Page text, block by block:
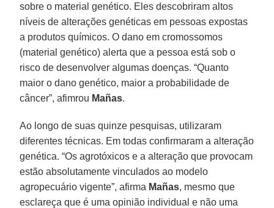
sobre o material genético. Eles descobriram altos
níveis de alterações genéticas em pessoas expostas
a produtos químicos. O dano em cromossomos
(material genético) alerta que a pessoa está sob o
risco de desenvolver algumas doenças. “Quanto
maior o dano genético, maior a probabilidade de
câncer”, afimrou Mañas.
Ao longo de suas quinze pesquisas, utilizaram
diferentes técnicas. Em todas confirmaram a alteração
genética. “Os agrotóxicos e a alteração que provocam
estão absolutamente vinculados ao modelo
agropecuário vigente”, afirma Mañas, mesmo que
esclareça que é uma opinião individual e não uma